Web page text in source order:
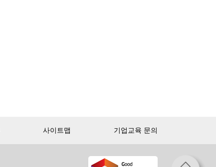
사이트맵 기업교육 문의